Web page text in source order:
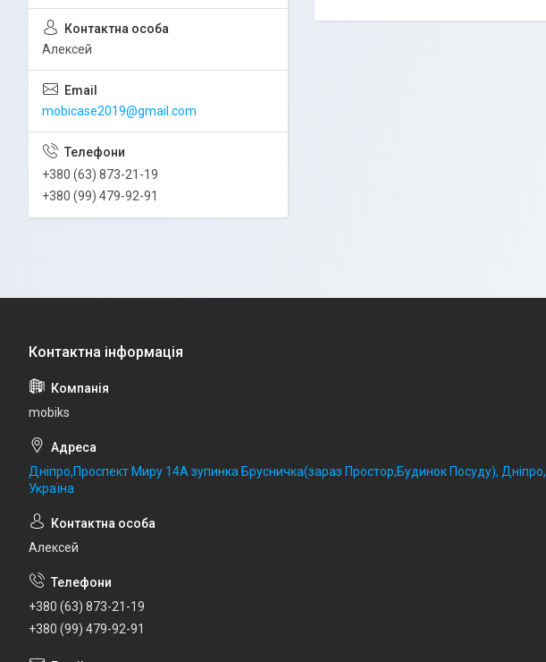
Алексей
mobicase2019@gmail.com
+380 (63) 873-21-19
+380 (99) 479-92-91
mobiks
Дніпро,Проспект Миру 14А зупинка Брусничка(зараз Простор,Будинок Посуду), Дніпро,
Україна
Алексей
+380 (63) 873-21-19
+380 (99) 479-92-91